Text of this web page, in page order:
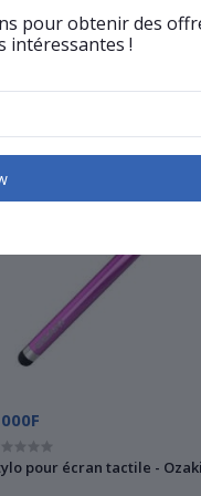
Related products
pour écran tactile -
pour obtenir des
intéressantes !